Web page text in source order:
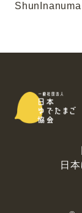
ShunInanuma
日